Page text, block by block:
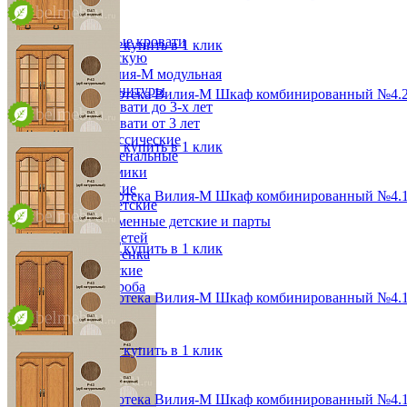
Детская
Двухъярусные кровати
Декор в детскую
Детская Вилия-М модульная
Детские гарнитуры
Детские кровати до 3-х лет
Детские кровати от 3 лет
Комоды классические
Комоды пеленальные
Кровати домики
Полки детские
Стеллажи детские
Столы письменные детские и парты
Тумбы для детей
Шведская стенка
Шкафы детские
Ящики и короба
от 80 988 ₽
96,4х190х36,8 см
В корзину
Быстро купить в 1 клик
Модульная библиотека Вилия-М Шкаф комбинированный
от 42 144 ₽
96,4х190х57,8 см
В корзину
Быстро купить в 1 клик
Модульная библиотека Вилия-М Шкаф комбинированный
от 83 100 ₽
96,4х190х36,8 см
В корзину
Быстро купить в 1 клик
Модульная библиотека Вилия-М Шкаф комбинированный
от 69 144 ₽
96,4х190х36,8 см
В корзину
Быстро купить в 1 клик
Модульная библиотека Вилия-М Шкаф комбинированный